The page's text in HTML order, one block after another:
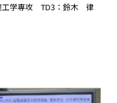
工学専攻 TD3：鈴木 律